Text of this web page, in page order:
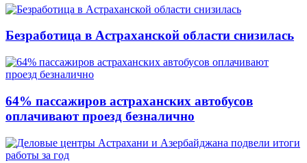
Безработица в Астраханской области снизилась
64% пассажиров астраханских автобусов
оплачивают проезд безналично